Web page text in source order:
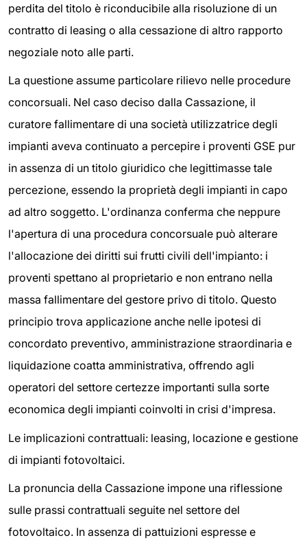
perdita del titolo è riconducibile alla risoluzione di un
contratto di leasing o alla cessazione di altro rapporto
negoziale noto alle parti.
La questione assume particolare rilievo nelle procedure
concorsuali. Nel caso deciso dalla Cassazione, il
curatore fallimentare di una società utilizzatrice degli
impianti aveva continuato a percepire i proventi GSE pur
in assenza di un titolo giuridico che legittimasse tale
percezione, essendo la proprietà degli impianti in capo
ad altro soggetto. L'ordinanza conferma che neppure
l'apertura di una procedura concorsuale può alterare
l'allocazione dei diritti sui frutti civili dell'impianto: i
proventi spettano al proprietario e non entrano nella
massa fallimentare del gestore privo di titolo. Questo
principio trova applicazione anche nelle ipotesi di
concordato preventivo, amministrazione straordinaria e
liquidazione coatta amministrativa, offrendo agli
operatori del settore certezze importanti sulla sorte
economica degli impianti coinvolti in crisi d'impresa.
Le implicazioni contrattuali: leasing, locazione e gestione
di impianti fotovoltaici.
La pronuncia della Cassazione impone una riflessione
sulle prassi contrattuali seguite nel settore del
fotovoltaico. In assenza di pattuizioni espresse e